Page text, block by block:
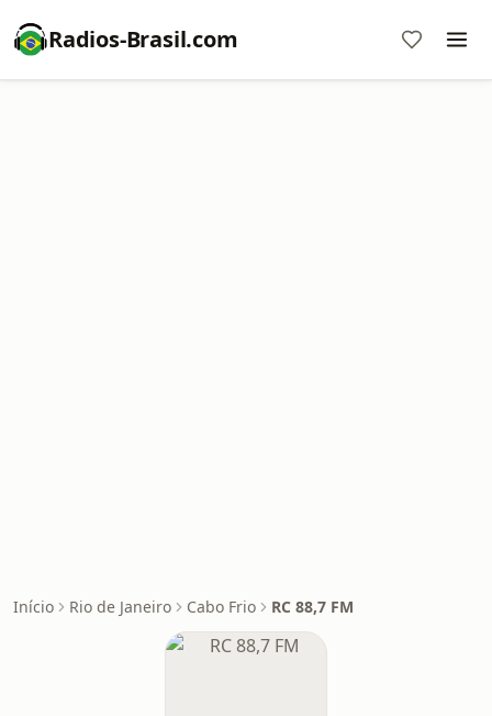
Radios-Brasil.com
Início Rio de Janeiro Cabo Frio RC 88,7 FM